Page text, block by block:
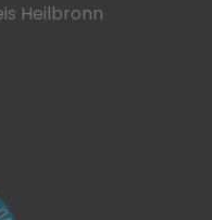
Heilbronn